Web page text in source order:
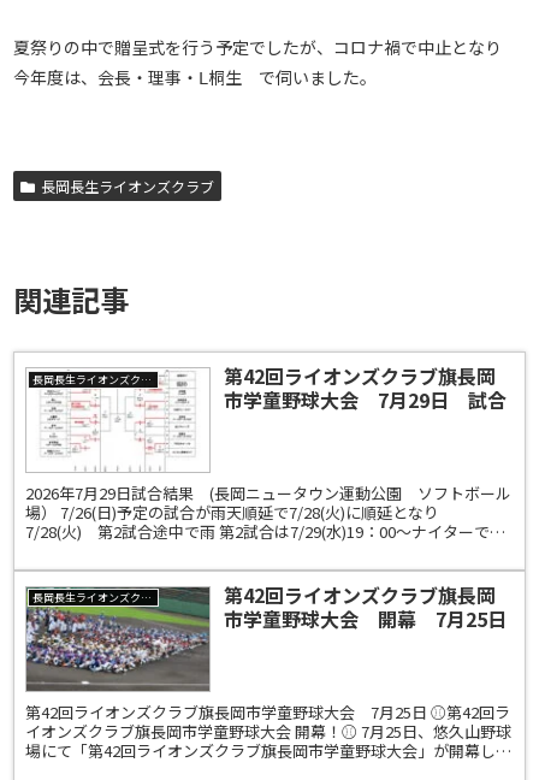
夏祭りの中で贈呈式を行う予定でしたが、コロナ禍で中止となり
今年度は、会長・理事・Ⅼ桐生 で伺いました。
長岡長生ライオンズクラブ
関連記事
長岡長生ライオンズクラブ
第42回ライオンズクラブ旗長岡
市学童野球大会 7月29日 試合
2026年7月29日試合結果 (長岡ニュータウン運動公園 ソフトボール
場） 7/26(日)予定の試合が雨天順延で7/28(火)に順延となり
7/28(火) 第2試合途中で雨 第2試合は7/29(水)19：00～ナイターで継
長岡長生ライオンズクラブ
第42回ライオンズクラブ旗長岡
市学童野球大会 開幕 7月25日
第42回ライオンズクラブ旗長岡市学童野球大会 7月25日 ⚾第42回ラ
イオンズクラブ旗長岡市学童野球大会 開幕！⚾ 7月25日、悠久山野球
場にて「第42回ライオンズクラブ旗長岡市学童野球大会」が開幕しま